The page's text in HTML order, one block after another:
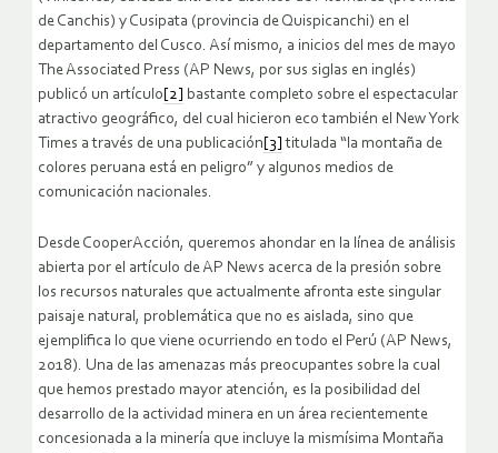
de Canchis) y Cusipata (provincia de Quispicanchi) en el
departamento del Cusco. Así mismo, a inicios del mes de mayo
The Associated Press (AP News, por sus siglas en inglés)
publicó un artículo [2]
bastante completo sobre el espectacular
atractivo geográfico, del cual hicieron eco también el New York
Times a través de una publicación [3] titulada “la montaña de
colores peruana está en peligro” y algunos medios de
comunicación nacionales.
Desde CooperAcción, queremos ahondar en la línea de análisis
abierta por el artículo de AP News acerca de la presión sobre
los recursos naturales que actualmente afronta este singular
paisaje natural, problemática que no es aislada, sino que
ejemplifica lo que viene ocurriendo en todo el Perú (AP News,
2018). Una de las amenazas más preocupantes sobre la cual
que hemos prestado mayor atención, es la posibilidad del
desarrollo de la actividad minera en un área recientemente
concesionada a la minería que incluye la mismísima Montaña